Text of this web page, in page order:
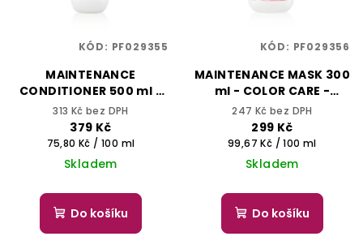
MAINTENANCE
CONDITIONER 500 ml -
COLOR CARE - YELLOW
PROFESSIONAL
313 Kč bez DPH
379 Kč
Měrná
cena:
75,80 Kč / 100 ml
Skladem
Do košíku
KÓD: PF029355
MAINTENANCE MASK 300
ml - COLOR CARE -
YELLOW PROFESSIONAL
247 Kč bez DPH
299 Kč
Měrná
cena:
99,67 Kč / 100 ml
Skladem
Do košíku
KÓD: PF029356